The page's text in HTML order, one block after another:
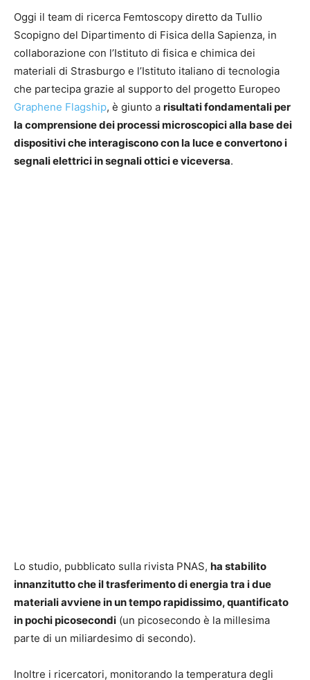
Oggi il team di ricerca Femtoscopy diretto da Tullio
Scopigno del Dipartimento di Fisica della Sapienza, in
collaborazione con l’Istituto di fisica e chimica dei
materiali di Strasburgo e l’Istituto italiano di tecnologia
che partecipa grazie al supporto del progetto Europeo
Graphene Flagship, è giunto a risultati fondamentali per
la comprensione dei processi microscopici alla base dei
dispositivi che interagiscono con la luce e convertono i
segnali elettrici in segnali ottici e viceversa.
Lo studio, pubblicato sulla rivista PNAS, ha stabilito
innanzitutto che il trasferimento di energia tra i due
materiali avviene in un tempo rapidissimo, quantificato
in pochi picosecondi (un picosecondo è la millesima
parte di un miliardesimo di secondo).
Inoltre i ricercatori, monitorando la temperatura degli